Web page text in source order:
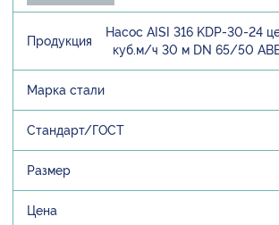
Насос AISI 316 KDP-30-24
куб.м/ч 30 м DN 65/50